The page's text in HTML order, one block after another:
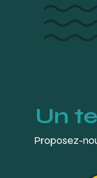
Un
Proposez-